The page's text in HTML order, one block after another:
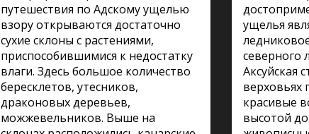
путешествия по Адскому ущелью
взору открываются достаточно
сухие склоны с растениями,
приспособившимися к недостатку
влаги. Здесь большое количество
бересклетов, утесников,
драконовых деревьев,
можжевельников. Выше на
ущелья
северного
Аксуйская
верховьях
красивые
высотой